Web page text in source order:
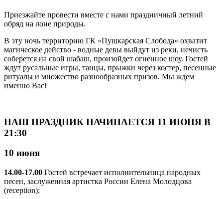
Приезжайте провести вместе с нами праздничный летний
обряд на лоне природы.
В эту ночь территорию ГК «Пушкарская Слобода» охватит
магическое действо - водные девы выйдут из реки, нечисть
соберется на свой шабаш, произойдет огненное шоу. Гостей
ждут русальные игры, танцы, прыжки через костер, песенные
ритуалы и множество разнообразных призов. Мы ждем
именно Вас!
НАШ ПРАЗДНИК НАЧИНАЕТСЯ 11 ИЮНЯ В
21:30
10 июня
14.00-17.00 Гостей встречает исполнительница народных
песен, заслуженная артистка России Елена Молодцова
(reception);